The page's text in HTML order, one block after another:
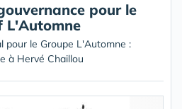
pour le
L'Automne
pour le Groupe L'Automne :
à Hervé Chaillou